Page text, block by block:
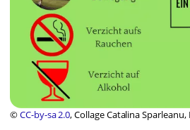
©CC-by-sa 2.0, Collage Catalina